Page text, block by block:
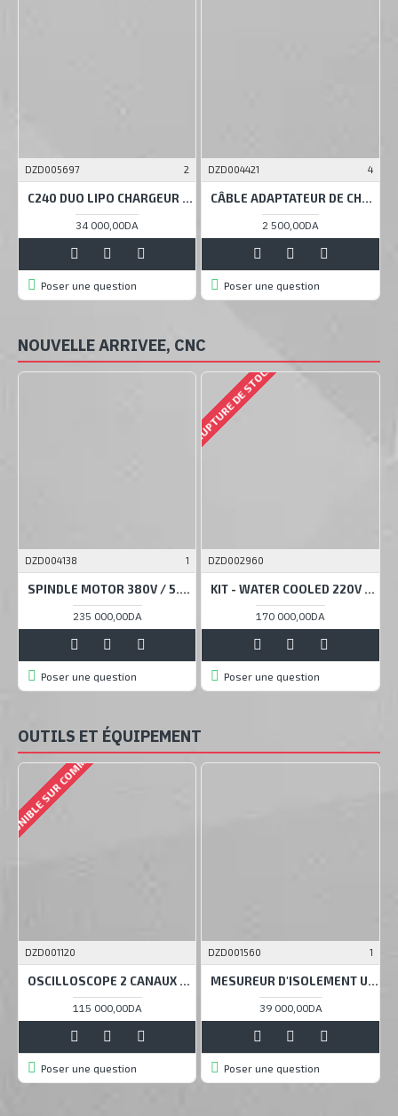
DZD005697 2
C240 DUO LIPO CHARGEUR DÉCHARGEUR DOUBLE CANAL BALANCE
34 000,00DA
Poser une question
DZD004421 4
CÂBLE ADAPTATEUR DE CHARGEUR BATTERIE LIPO 8-EN-1
2 500,00DA
Poser une question
NOUVELLE ARRIVEE, CNC
DZD004138 1
SPINDLE MOTOR 380V / 5.5KW WATER-COOLED, GDZ125-5.5
235 000,00DA
Poser une question
RUPTURE DE STOCK
DZD002960
KIT - WATER COOLED 220V / 3KW SPINDLE - GDZ100-3, ER20
170 000,00DA
Poser une question
OUTILS ET ÉQUIPEMENT
SUR COMMANDE
DZD001120
OSCILLOSCOPE 2 CANAUX 200MHZ 1GS / S, UNI-T UTD2202CEX+
115 000,00DA
Poser une question
DZD001560 1
MESUREUR D'ISOLEMENT UT 512
39 000,00DA
Poser une question